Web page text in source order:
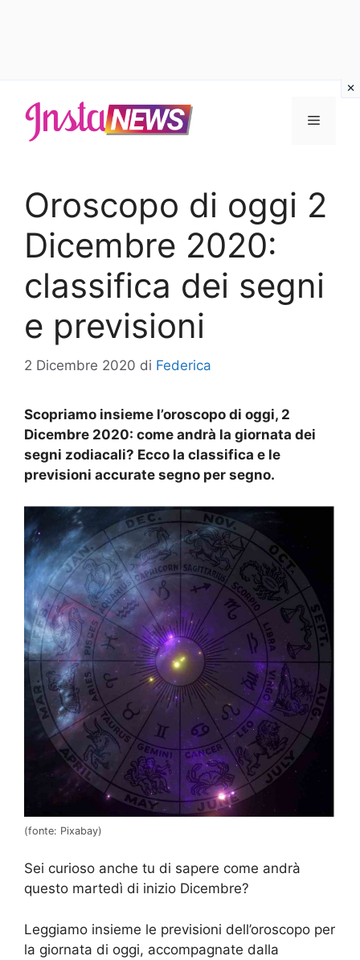
contenuto
Menu
Oroscopo di oggi 2
Dicembre 2020:
classifica dei segni
e previsioni
2 Dicembre 2020 di Federica
Scopriamo insieme l’oroscopo di oggi, 2
Dicembre 2020: come andrà la giornata dei
segni zodiacali? Ecco la classifica e le
previsioni accurate segno per segno.
(fonte: Pixabay)
Sei curioso anche tu di sapere come andrà
questo martedì di inizio Dicembre?
Leggiamo insieme le previsioni dell’oroscopo per
la giornata di oggi, accompagnate dalla